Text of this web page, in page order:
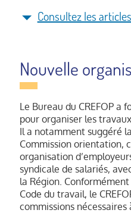
Consultez les
représentants
région, sur
Article R.6123-3-
lorsqu’une
départements,
départements)
durée, qui ne
permettant
de l’ensemble
région) sur la
Nouvelle
Le Bureau du CREFOP a
pour organiser les
Il a notamment suggéré
Commission orientation,
organisation
syndicale de salariés,
la Région. Conformément
Code du travail, le
commissions